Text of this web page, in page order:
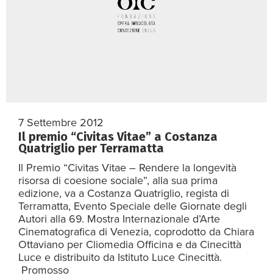
7 Settembre 2012
Il premio “Civitas Vitae” a Costanza
Quatriglio per Terramatta
Il Premio “Civitas Vitae – Rendere la longevità
risorsa di coesione sociale”, alla sua prima
edizione, va a Costanza Quatriglio, regista di
Terramatta, Evento Speciale delle Giornate degli
Autori alla 69. Mostra Internazionale d’Arte
Cinematografica di Venezia, coprodotto da Chiara
Ottaviano per Cliomedia Officina e da Cinecittà
Luce e distribuito da Istituto Luce Cinecittà.
Promosso